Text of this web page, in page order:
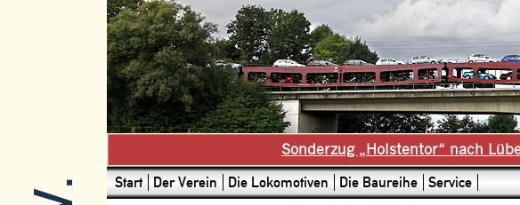
Sonderzug „Holstentor“ nach
Start Der Verein Die Lokomotiven Die Baureihe Service